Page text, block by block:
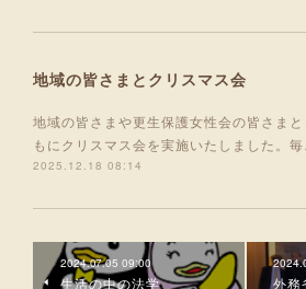
地域の皆さまとクリスマス会
地域の皆さまや更生保護女性会の皆さまと
もにクリスマス会を実施いたしました。毎
2025.12.18 08:14
2024.07.05 09:00
生活の中の法学
外務